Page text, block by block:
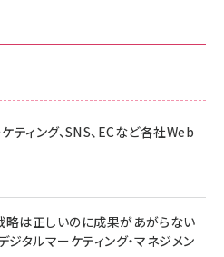
ティング、SNS、ECなど各社Web
略は正しいのに成果があがらない
タルマーケティング・マネジメン